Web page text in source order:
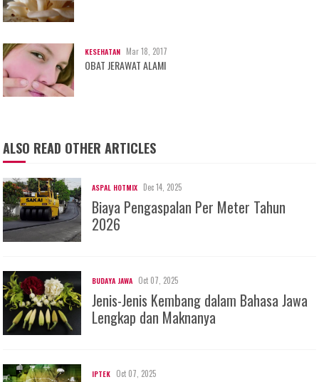
KESEHATAN Mar 18, 2017
OBAT JERAWAT ALAMI
ALSO READ OTHER ARTICLES
ASPAL HOTMIX Dec 14, 2025
Biaya Pengaspalan Per Meter Tahun
2026
BUDAYA JAWA Oct 07, 2025
Jenis-Jenis Kembang dalam Bahasa Jawa
Lengkap dan Maknanya
IPTEK Oct 07, 2025